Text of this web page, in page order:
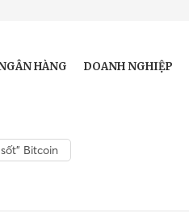
HÀNG DOANH NGHIỆP
Bitcoin